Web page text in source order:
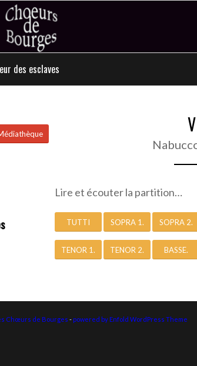
des esclaves
Lire et écouter la partition…
TUTTI SOPRA 1. SOPRA 2.
TENOR 1. TENOR 2. BASSE.
Chœurs de Bourges - powered by Enfold WordPress Theme